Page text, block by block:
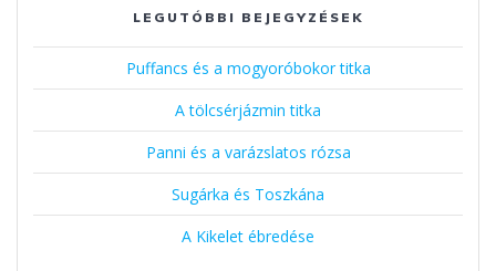
LEGUTÓBBI BEJEGYZÉSEK
Puffancs és a mogyoróbokor titka
A tölcsérjázmin titka
Panni és a varázslatos rózsa
Sugárka és Toszkána
A Kikelet ébredése